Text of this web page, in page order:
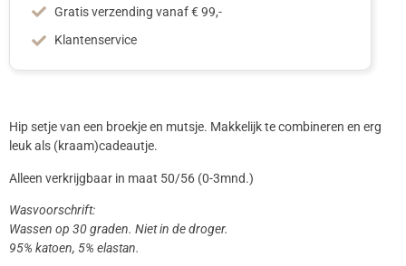
Gratis verzending vanaf € 99,-
Klantenservice
Hip setje van een broekje en mutsje. Makkelijk te combineren en erg
leuk als (kraam)cadeautje.
Alleen verkrijgbaar in maat 50/56 (0-3mnd.)
Wasvoorschrift:
Wassen op 30 graden. Niet in de droger.
95% katoen, 5% elastan.